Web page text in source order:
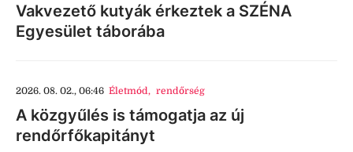
Vakvezető kutyák érkeztek a SZÉNA
Egyesület táborába
2026. 08. 02., 06:46 Életmód, rendőrség
A közgyűlés is támogatja az új
rendőrfőkapitányt